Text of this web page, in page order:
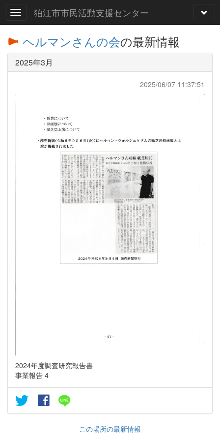
狛江市市民活動支援センター
ヘルマンさんの会の最新情報
2025年3月
2025/06/07 11:37:51
2024年度調査研究報告書
事業報告 4
この場所の最新情報